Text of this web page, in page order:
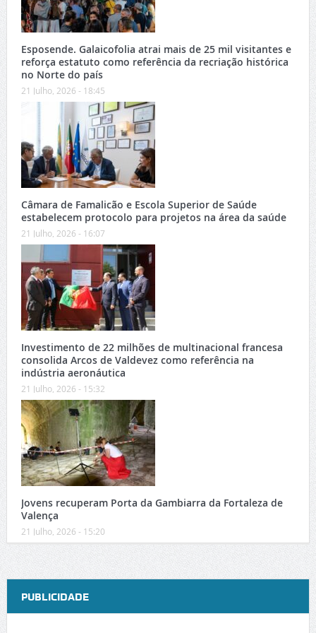
Esposende. Galaicofolia atrai mais de 25 mil visitantes e
reforça estatuto como referência da recriação histórica
no Norte do país
21 Julho, 2026 - 18:45
Câmara de Famalicão e Escola Superior de Saúde
estabelecem protocolo para projetos na área da saúde
21 Julho, 2026 - 16:07
Investimento de 22 milhões de multinacional francesa
consolida Arcos de Valdevez como referência na
indústria aeronáutica
21 Julho, 2026 - 15:32
Jovens recuperam Porta da Gambiarra da Fortaleza de
Valença
21 Julho, 2026 - 15:20
PUBLICIDADE